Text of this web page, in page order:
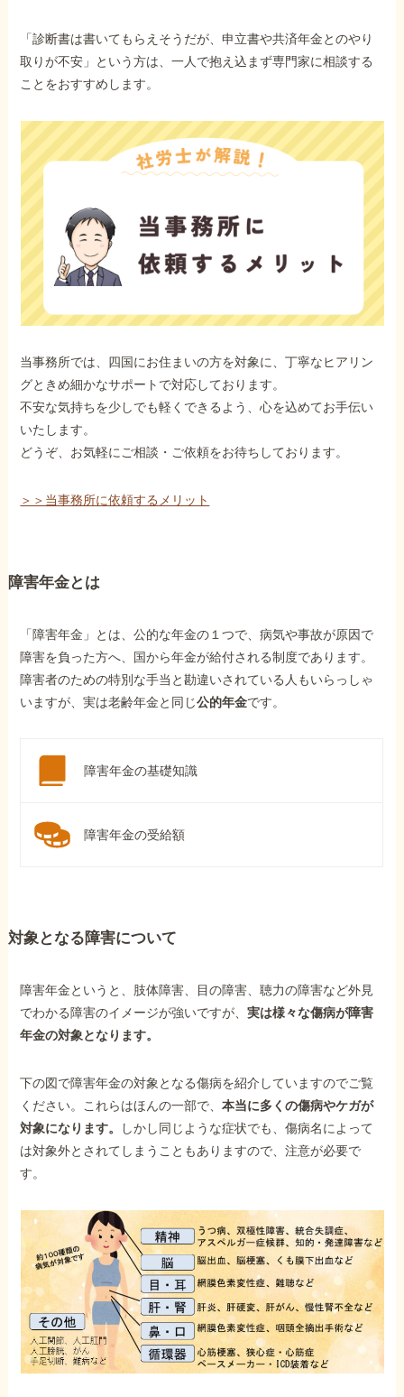
「診断書は書いてもらえそうだが、申立書や共済年金とのやり
取りが不安」という方は、一人で抱え込まず専門家に相談する
ことをおすすめします。
当事務所では、四国にお住まいの方を対象に、丁寧なヒアリン
グときめ細かなサポートで対応しております。
不安な気持ちを少しでも軽くできるよう、心を込めてお手伝い
いたします。
どうぞ、お気軽にご相談・ご依頼をお待ちしております。
＞＞当事務所に依頼するメリット
障害年金とは
「障害年金」とは、公的な年金の１つで、病気や事故が原因で
障害を負った方へ、国から年金が給付される制度であります。
障害者のための特別な手当と勘違いされている人もいらっしゃ
いますが、実は老齢年金と同じ公的年金です。
障害年金の基礎知識
障害年金の受給額
対象となる障害について
障害年金というと、肢体障害、目の障害、聴力の障害など外見
でわかる障害のイメージが強いですが、実は様々な傷病が障害
年金の対象となります。
下の図で障害年金の対象となる傷病を紹介していますのでご覧
ください。これらはほんの一部で、本当に多くの傷病やケガが
対象になります。
しかし同じような症状でも、傷病名によって
は対象外とされてしまうこともありますので、注意が必要で
す。